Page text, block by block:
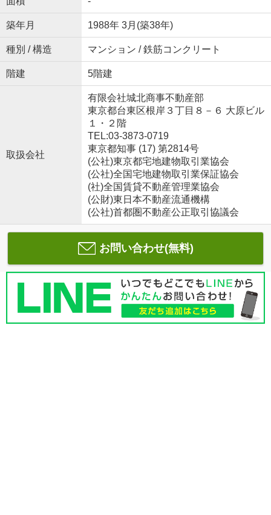
築年月 1988年 3月(築38年)
種別 / 構造 マンション / 鉄筋コンクリート
階建 5階建
取扱会社
有限会社城北商事不動産部
東京都台東区根岸３丁目８－６ 大原ビル
１・２階
TEL:03-3873-0719
東京都知事 (17) 第2814号
(公社)東京都宅地建物取引業協会
(公社)全国宅地建物取引業保証協会
(社)全国賃貸不動産管理業協会
(公財)東日本不動産流通機構
(公社)首都圏不動産公正取引協議会
お問い合わせ(無料)